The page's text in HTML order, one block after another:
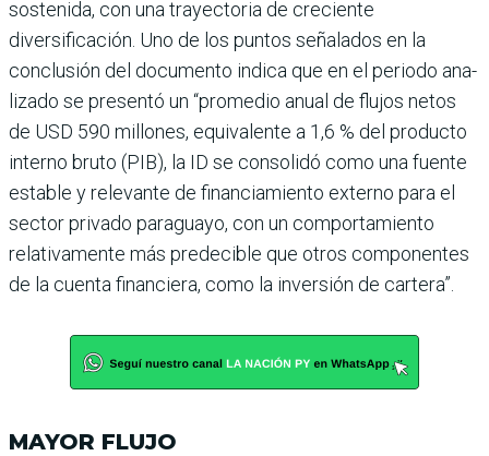
sostenida, con una trayectoria de cre­ciente
diversificación. Uno de los puntos señalados en la
conclusión del documento indica que en el periodo ana­
lizado se presentó un “pro­medio anual de flujos netos
de USD 590 millones, equi­valente a 1,6 % del producto
interno bruto (PIB), la ID se consolidó como una fuente
estable y relevante de finan­ciamiento externo para el
sector privado paraguayo, con un comportamiento
relativamente más predeci­ble que otros componentes
de la cuenta financiera, como la inversión de cartera”.
MAYOR FLUJO